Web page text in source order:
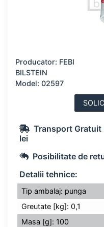
Producator: FEBI
BILSTEIN
Model: 02597
Transport
lei
Posibilitate de
Detalii tehnice:
Tip ambalaj: punga
Greutate [kg]: 0,1
Masa [g]: 100